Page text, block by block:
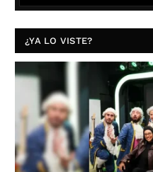
¿YA LO VISTE?